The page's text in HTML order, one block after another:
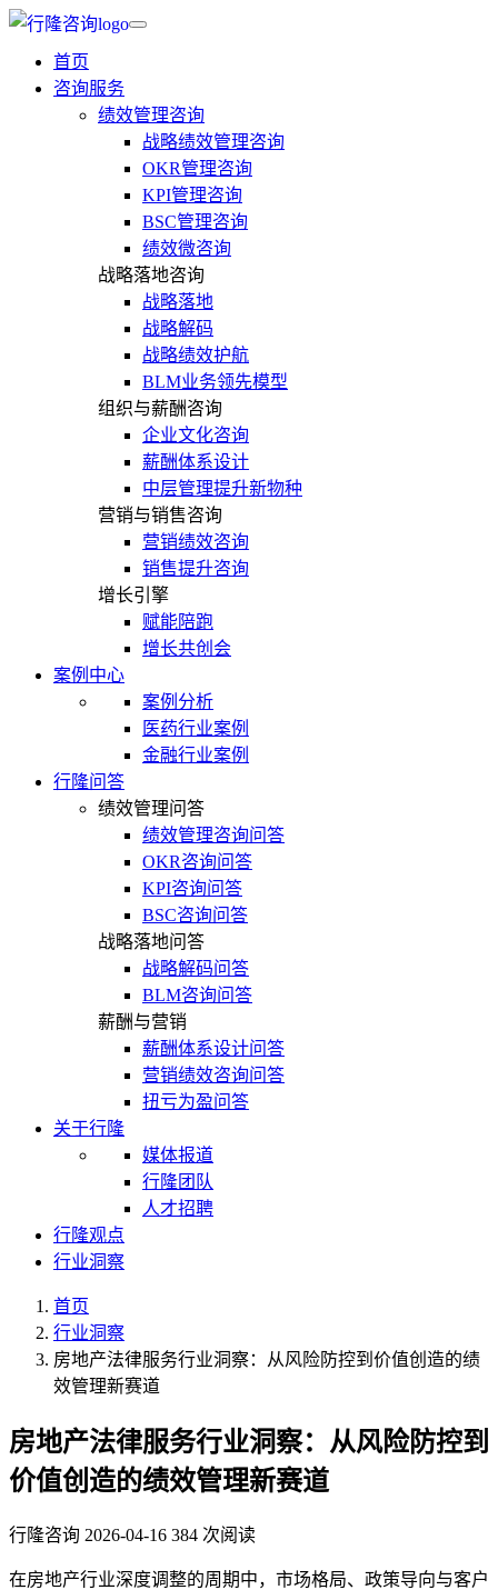
首页
咨询服务
绩效管理咨询
战略绩效管理咨询
OKR管理咨询
KPI管理咨询
BSC管理咨询
绩效微咨询
战略落地咨询
战略落地
战略解码
战略绩效护航
BLM业务领先模型
组织与薪酬咨询
企业文化咨询
薪酬体系设计
中层管理提升新物种
营销与销售咨询
营销绩效咨询
销售提升咨询
增长引擎
赋能陪跑
增长共创会
案例中心
案例分析
医药行业案例
金融行业案例
行隆问答
绩效管理问答
绩效管理咨询问答
OKR咨询问答
KPI咨询问答
BSC咨询问答
战略落地问答
战略解码问答
BLM咨询问答
薪酬与营销
薪酬体系设计问答
营销绩效咨询问答
扭亏为盈问答
关于行隆
媒体报道
行隆团队
人才招聘
行隆观点
行业洞察
首页
行业洞察
房地产法律服务行业洞察：从风险防控到价值创造的绩
效管理新赛道
房地产法律服务行业洞察：从风险防控到
价值创造的绩效管理新赛道
行隆咨询 2026-04-16 384 次阅读
在房地产行业深度调整的周期中，市场格局、政策导向与客户